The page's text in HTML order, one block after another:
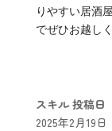
りやすい居酒
でぜひお越し
スキル 投稿日
2025年2月19日